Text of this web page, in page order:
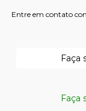
Entre em contato
Faça
Faça